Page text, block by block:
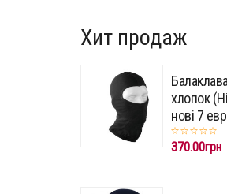
Хит продаж
хлопок
нові 7
370.00грн